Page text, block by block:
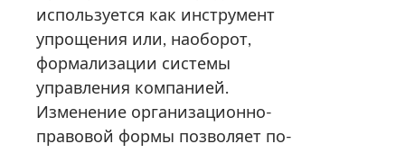
используется как инструмент
упрощения или, наоборот,
формализации системы
управления компанией.
Изменение организационно-
правовой формы позволяет по-